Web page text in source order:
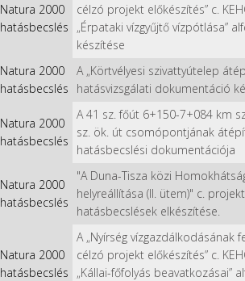
Natura 2000
hatásbecslés
célzó projekt előkészítés” c.
„Érpataki vízgyűjtő vízpótlása”
készítése
Natura 2000
hatásbecslés
A „Körtvélyesi szivattyútelep
hatásvizsgálati dokumentáció
Natura 2000
hatásbecslés
A 41 sz. főút 6+150-7+084 km
sz. ök. út csomópontjának
hatásbecslési dokumentációja
Natura 2000
hatásbecslés
"A Duna-Tisza közi
helyreállítása (II. ütem)" c.
hatásbecslések elkészítése.
Natura 2000
hatásbecslés
A „Nyírség vízgazdálkodásának
célzó projekt előkészítés” c.
„Kállai-főfolyás beavatkozásai”